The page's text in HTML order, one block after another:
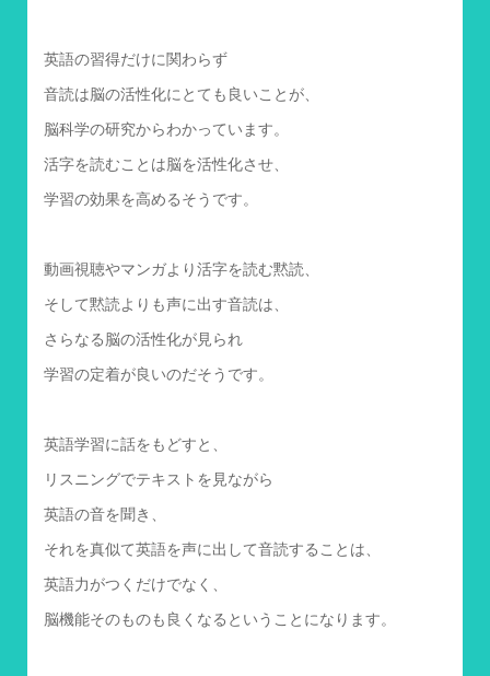
英語の習得だけに関わらず
音読は脳の活性化にとても良いことが、
脳科学の研究からわかっています。
活字を読むことは脳を活性化させ、
学習の効果を高めるそうです。
動画視聴やマンガより活字を読む黙読、
そして黙読よりも声に出す音読は、
さらなる脳の活性化が見られ
学習の定着が良いのだそうです。
英語学習に話をもどすと、
リスニングでテキストを見ながら
英語の音を聞き、
それを真似て英語を声に出して音読することは、
英語力がつくだけでなく、
脳機能そのものも良くなるということになります。